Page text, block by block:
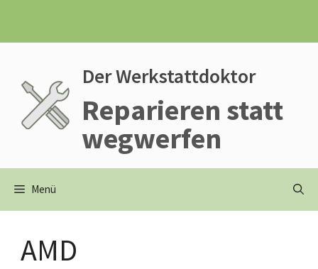
springen
Der Werkstattdoktor
Reparieren statt
wegwerfen
Menü
AMD